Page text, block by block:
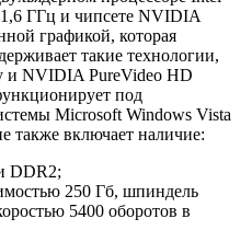
1,6 ГГц и чипсете NVIDIA
графикой, которая
такие технологии,
и NVIDIA PureVideo HD
под
Microsoft Windows Vista
также включает наличие:
DDR2;
250 Гб, шпиндель
5400 оборотов в